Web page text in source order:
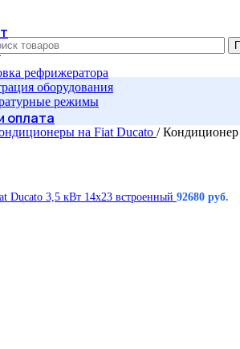
рефрижератора
оборудования
режимы
оплата
на Fiat Ducato / Кондиционер
Ducato 3,5 кВт 14х23 встроенный 92680 руб.